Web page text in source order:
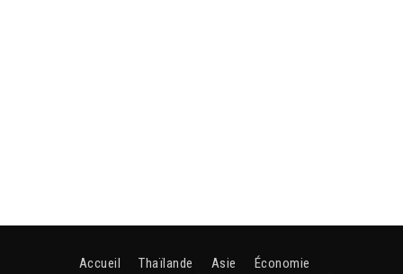
Accueil Thaïlande Asie
Économie